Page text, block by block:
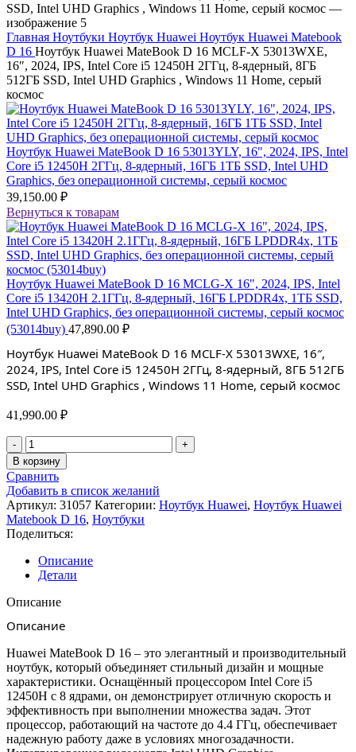
Главная Ноутбуки Ноутбук Huawei Ноутбук Huawei Matebook
D 16 Ноутбук Huawei MateBook D 16 MCLF-X 53013WXE,
16″, 2024, IPS, Intel Core i5 12450H 2ГГц, 8-ядерный, 8ГБ
512ГБ SSD, Intel UHD Graphics , Windows 11 Home, серый
космос
Ноутбук Huawei MateBook D 16 53013YLY, 16", 2024, IPS, Intel
Core i5 12450H 2ГГц, 8-ядерный, 16ГБ 1ТБ SSD, Intel UHD
Graphics, без операционной системы, серый космос
39,150.00 ₽
Вернуться к товарам
Ноутбук Huawei MateBook D 16 MCLG-X 16", 2024, IPS, Intel
Core i5 13420H 2.1ГГц, 8-ядерный, 16ГБ LPDDR4x, 1ТБ SSD,
Intel UHD Graphics, без операционной системы, серый космос
(53014buy) 47,890.00 ₽
Ноутбук Huawei MateBook D 16 MCLF-X 53013WXE, 16″,
2024, IPS, Intel Core i5 12450H 2ГГц, 8-ядерный, 8ГБ 512ГБ
SSD, Intel UHD Graphics , Windows 11 Home, серый космос
41,990.00 ₽
Количество
товара
Ноутбук
Huawei
MateBook
D
16
MCLF-
X
53013WXE,
16",
2024,
Intel
i5
12450H
2ГГц,
8-
ядерный,
8ГБ
512ГБ
В корзину
Сравнить
Добавить в список желаний
Артикул: 31057 Категории: Ноутбук Huawei, Ноутбук Huawei
Matebook D 16, Ноутбуки
Поделиться:
Описание
Детали
Описание
Описание
Huawei MateBook D 16 – это элегантный и производительный
ноутбук, который объединяет стильный дизайн и мощные
характеристики. Оснащённый процессором Intel Core i5
12450H с 8 ядрами, он демонстрирует отличную скорость и
эффективность при выполнении множества задач. Этот
процессор, работающий на частоте до 4.4 ГГц, обеспечивает
надежную работу даже в условиях многозадачности.